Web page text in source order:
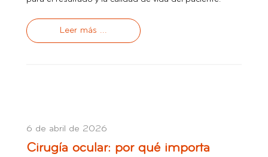
Leer más ...
6 de abril de 2026
Cirugía ocular: por qué importa